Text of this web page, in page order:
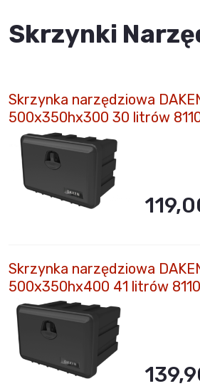
Skrzynki
Skrzynka narzędziowa
500x350hx300 30 litrów
Skrzynka narzędziowa
500x350hx400 41 litrów